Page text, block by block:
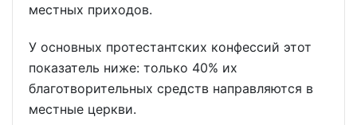
местных приходов.
У основных протестантских конфессий этот
показатель ниже: только 40% их
благотворительных средств направляются в
местные церкви.